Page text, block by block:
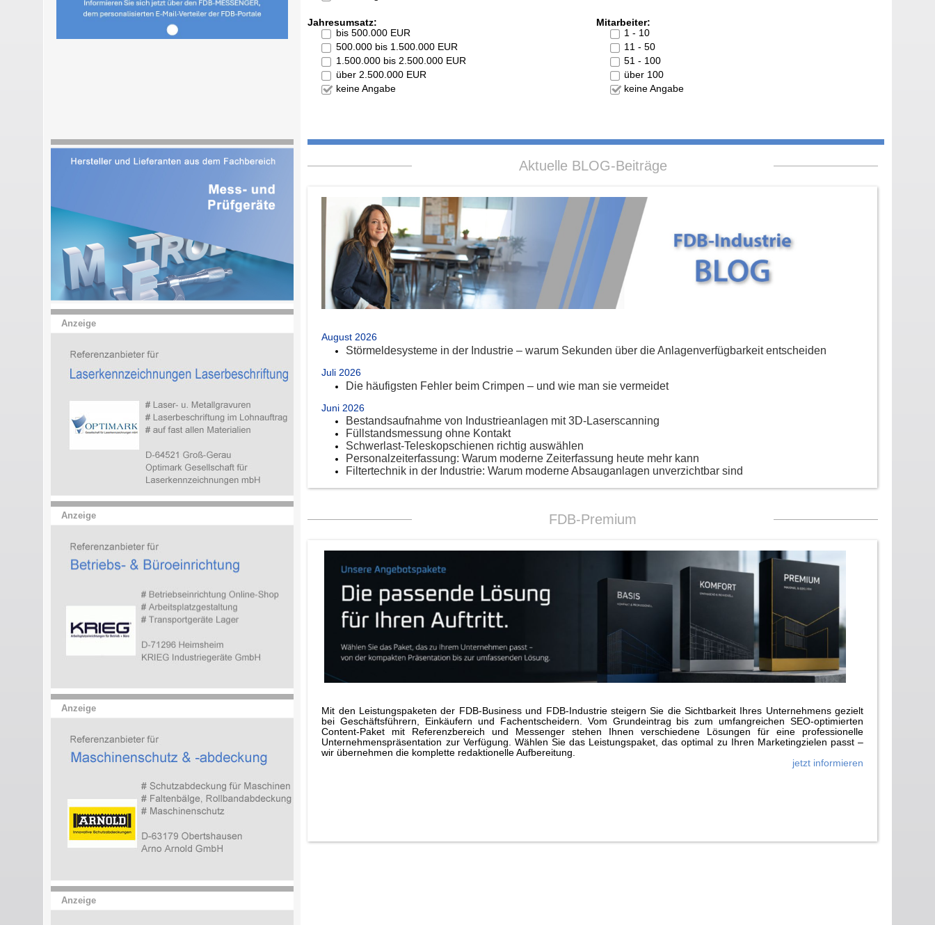
Anzeige
Anzeige
Anzeige
Anzeige
Jahresumsatz:
bis 500.000 EUR
500.000 bis 1.500.000 EUR
1.500.000 bis 2.500.000 EUR
über 2.500.000 EUR
keine Angabe
Mitarbeiter:
1 - 10
11 - 50
51 - 100
über 100
keine Angabe
Aktuelle BLOG-Beiträge
August 2026
Störmeldesysteme in der Industrie – warum Sekunden über die Anlagenverfügbarkeit entscheiden
Juli 2026
Die häufigsten Fehler beim Crimpen – und wie man sie vermeidet
Juni 2026
Bestandsaufnahme von Industrieanlagen mit 3D-Laserscanning
Füllstandsmessung ohne Kontakt
Schwerlast-Teleskopschienen richtig auswählen
Personalzeiterfassung: Warum moderne Zeiterfassung heute mehr kann
Filtertechnik in der Industrie: Warum moderne Absauganlagen unverzichtbar sind
FDB-Premium
Mit den Leistungspaketen der FDB-Business und FDB-Industrie steigern Sie die Sichtbarkeit Ihres Unternehmens gezielt
bei Geschäftsführern, Einkäufern und Fachentscheidern. Vom Grundeintrag bis zum umfangreichen SEO-optimierten
Content-Paket mit Referenzbereich und Messenger stehen Ihnen verschiedene Lösungen für eine professionelle
Unternehmenspräsentation zur Verfügung. Wählen Sie das Leistungspaket, das optimal zu Ihren Marketingzielen passt –
wir übernehmen die komplette redaktionelle Aufbereitung.
jetzt informieren